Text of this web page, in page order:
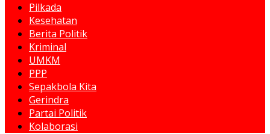
Pilkada
Kesehatan
Berita Politik
Kriminal
UMKM
PPP
Sepakbola Kita
Gerindra
Partai Politik
Kolaborasi